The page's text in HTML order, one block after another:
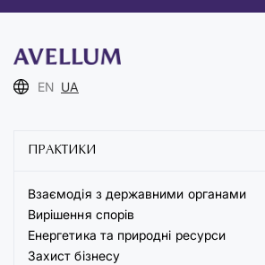
EN UA
ПРАКТИКИ
Взаємодія з державними органами
Вирішення спорів
Енергетика та природні ресурси
Захист бізнесу